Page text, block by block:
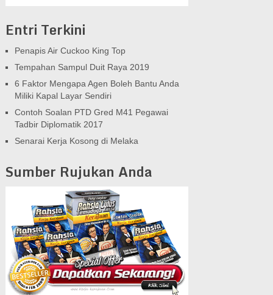
Entri Terkini
Penapis Air Cuckoo King Top
Tempahan Sampul Duit Raya 2019
6 Faktor Mengapa Agen Boleh Bantu Anda
Miliki Kapal Layar Sendiri
Contoh Soalan PTD Gred M41 Pegawai
Tadbir Diplomatik 2017
Senarai Kerja Kosong di Melaka
Sumber Rujukan Anda